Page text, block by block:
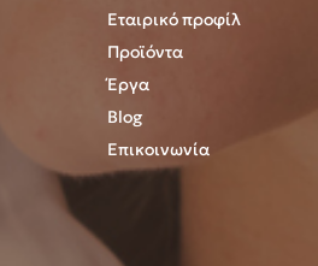
Εταιρικό προφίλ
Προϊόντα
Έργα
Blog
Επικοινωνία